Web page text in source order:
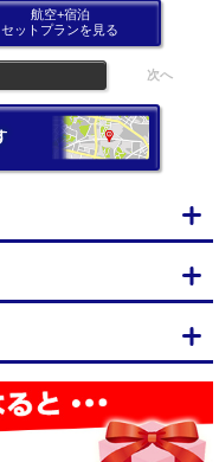
航空+宿泊
セットプランを見る
次へ